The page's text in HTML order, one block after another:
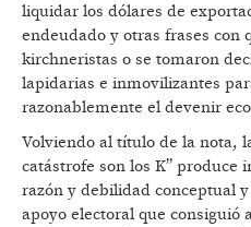
liquidar los dólares de
endeudado y otras frases con
kirchneristas o se tomaron
lapidarias e inmovilizantes
razonablemente el devenir
Volviendo al título de la nota,
catástrofe son los K” produce
razón y debilidad conceptual
apoyo electoral que consiguió